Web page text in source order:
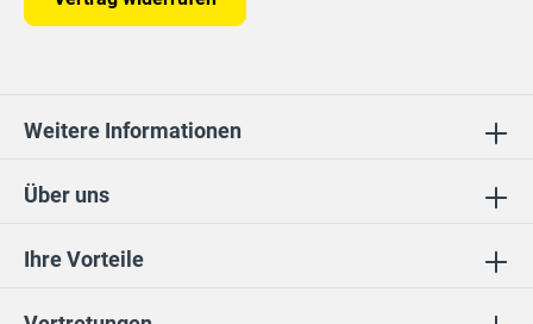
Ihre Vorteile
Über uns
Weitere Informationen